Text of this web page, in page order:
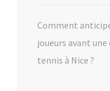
Comment
joueurs avant
tennis à Nice ?